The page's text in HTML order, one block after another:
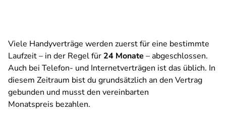
Viele Handyverträge werden zuerst für eine bestimmte
Laufzeit – in der Regel für 24 Monate – abgeschlossen.
Auch bei Telefon- und Internetverträgen ist das üblich. In
diesem Zeitraum bist du grundsätzlich an den Vertrag
gebunden und musst den vereinbarten
Monatspreis bezahlen.